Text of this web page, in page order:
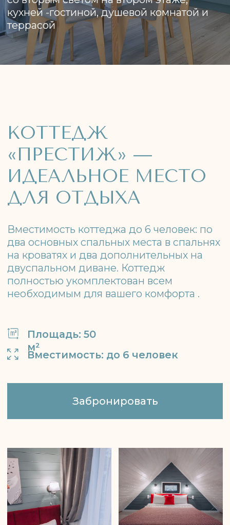
«ПРЕСТИЖ» —
ИДЕАЛЬНОЕ МЕСТО
ДЛЯ ОТДЫХА
Вместимость коттеджа до 6 человек: по
Площадь: 50
Вместимость: до 6 человек
Забронировать
ОСНАЩЕНИЕ
Две отдельные спальни
с удобными кроватями